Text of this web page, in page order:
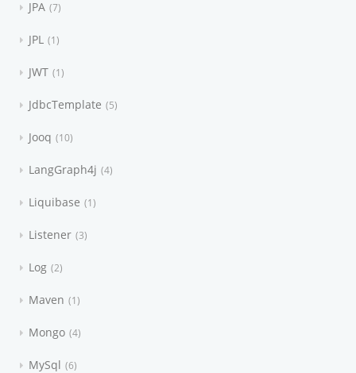
JPA 7
JPL 1
JWT 1
JdbcTemplate 5
Jooq 10
LangGraph4j 4
Liquibase 1
Listener 3
Log 2
Maven 1
Mongo 4
MySql 6